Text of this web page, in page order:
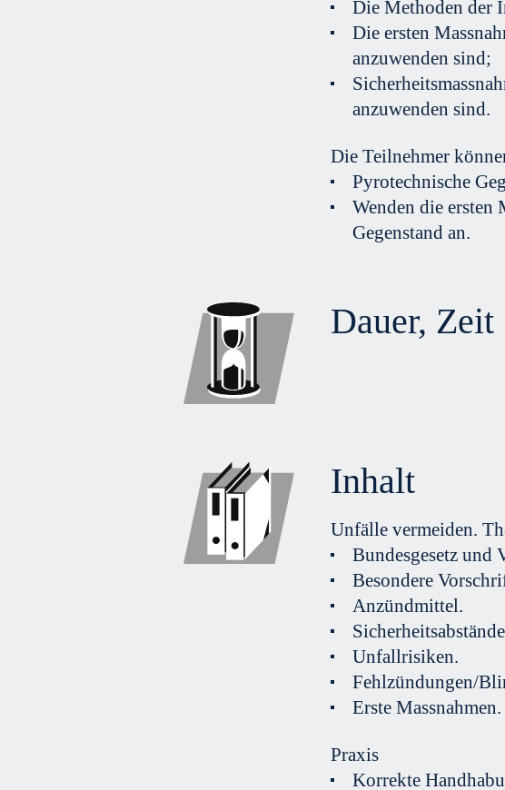
Die Methoden der
Die ersten
anzuwenden sind;
anzuwenden sind.
Die Teilnehmer
Pyrotechnische
Wenden die ersten
Gegenstand an.
Dauer, Zeit
Inhalt
Unfälle vermeiden.
Bundesgesetz und
Besondere
Anzündmittel.
Unfallrisiken.
Fehlzündungen/
Erste Massnahmen.
Praxis
Korrekte